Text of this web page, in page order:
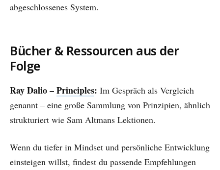
abgeschlossenes System.
Bücher & Ressourcen aus der
Folge
Ray Dalio –Principles: Im Gespräch als Vergleich
genannt – eine große Sammlung von Prinzipien, ähnlich
strukturiert wie Sam Altmans Lektionen.
Wenn du tiefer in Mindset und persönliche Entwicklung
einsteigen willst, findest du passende Empfehlungen